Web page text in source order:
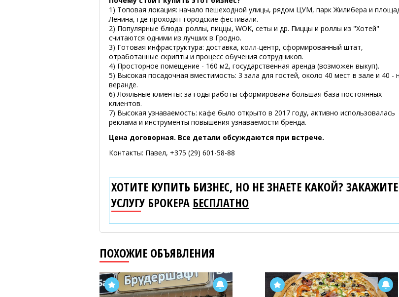
1) Топовая локация: начало пешеходной улицы, рядом ЦУМ, парк Жилибера и
Ленина, где проходят городские фестивали.
2) Популярные блюда: роллы, пиццы, WOK, сеты и др. Пиццы и роллы из "Хотей"
считаются одними из лучших в Гродно.
3) Готовая инфраструктура: доставка, колл-центр, сформированный штат,
отработанные скрипты и процесс обучения сотрудников.
4) Просторное помещение - 160 м2, государственная аренда (возможен выкуп).
5) Высокая посадочная вместимость: 3 зала для гостей, около 40 мест в зале и 40 -
веранде.
6) Лояльные клиенты: за годы работы сформирована большая база постоянных
клиентов.
7) Высокая узнаваемость: кафе было открыто в 2017 году, активно использовалась
реклама и инструменты повышения узнаваемости бренда.
Цена договорная. Все детали обсуждаются при встрече.
Контакты: Павел, +375 (29) 601-58-88
ХОТИТЕ КУПИТЬ БИЗНЕС, НО НЕ ЗНАЕТЕ КАКОЙ? ЗАКАЖИТЕ
УСЛУГУ БРОКЕРА БЕСПЛАТНО
ПОХОЖИЕ ОБЪЯВЛЕНИЯ